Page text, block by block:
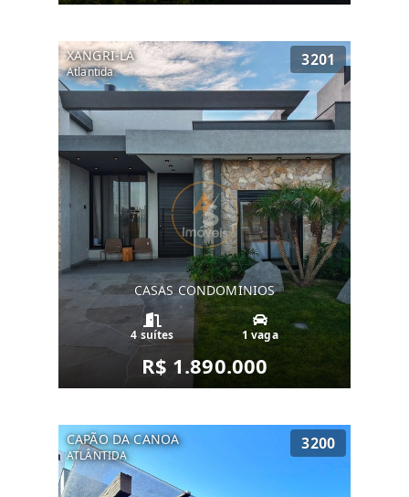
XANGRI-LÁ
Atlantida
3201
CASAS CONDOMINIOS
4 suítes 1 vaga
R$ 1.890.000
CAPÃO DA CANOA
ATLÂNTIDA
3200